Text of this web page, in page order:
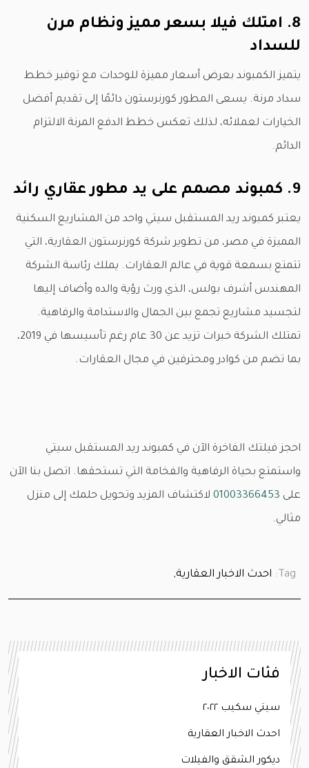
8. امتلك فيلا بسعر مميز ونظام مرن
للسداد
يتميز الكمبوند بعرض أسعار مميزة للوحدات مع توفير خطط
سداد مرنة. يسعى المطور كورنرستون دائمًا إلى تقديم أفضل
الخيارات لعملائه، لذلك تعكس خطط الدفع المرنة الالتزام
الدائم.
9. كمبوند مصمم على يد مطور عقاري رائد
يعتبر كمبوند ريد المستقبل سيتي واحد من المشاريع السكنية
المميزة في مصر، من تطوير شركة كورنرستون العقارية، التي
تتمتع بسمعة قوية في عالم العقارات. يملك رئاسة الشركة
المهندس أشرف بولس، الذي ورث رؤية والده وأضاف إليها
لتجسيد مشاريع تجمع بين الجمال والاستدامة والرفاهية.
تمتلك الشركة خبرات تزيد عن 30 عام رغم تأسيسها في 2019،
بما تضم من كوادر ومحترفين في مجال العقارات.
احجز فيلتك الفاخرة الآن في كمبوند ريد المستقبل سيتي
واستمتع بحياة الرفاهية والفخامة التي تستحقها. اتصل بنا الآن
على 01003366453 لاكتشاف المزيد وتحويل حلمك إلى منزل
مثالي.
Tag: احدث الاخبار العقارية,
فئات الاخبار
سيتي سكيب ٢٠٢٢
احدث الاخبار العقارية
ديكور الشقق والفيلات